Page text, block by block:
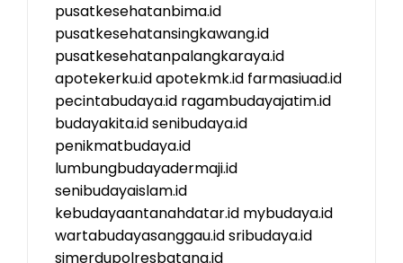
pusatkesehatanbima.id
pusatkesehatansingkawang.id
pusatkesehatanpalangkaraya.id
apotekerku.idapotekmk.id farmasiuad.id
pecintabudaya.id ragambudayajatim.id
budayakita.idsenibudaya.id
penikmatbudaya.id
lumbungbudayadermaji.id
senibudayaislam.id
kebudayaantanahdatar.id mybudaya.id
wartabudayasanggau.idsribudaya.id
simerdupolresbatang.id